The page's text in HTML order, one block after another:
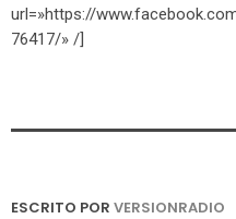
url=»https://
76417/» /]
ESCRITO POR VERSIONRADIO